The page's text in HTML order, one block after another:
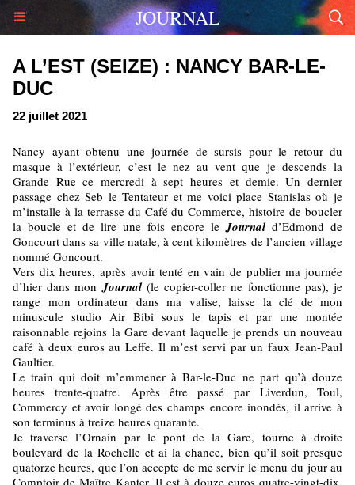
JOURNAL
A L’EST (SEIZE) : NANCY BAR-LE-
DUC
22 juillet 2021
Nancy ayant obtenu une journée de sursis pour le retour du
masque à l’extérieur, c’est le nez au vent que je descends la
Grande Rue ce mercredi à sept heures et demie. Un dernier
passage chez Seb le Tentateur et me voici place Stanislas où je
m’installe à la terrasse du Café du Commerce, histoire de boucler
la boucle et de lire une fois encore leJournald’Edmond de
Goncourt dans sa ville natale, à cent kilomètres de l’ancien village
nommé Goncourt.
Vers dix heures, après avoir tenté en vain de publier ma journée
d’hier dans monJournal(le copier-coller ne fonctionne pas), je
range mon ordinateur dans ma valise, laisse la clé de mon
minuscule studio Air Bibi sous le tapis et par une montée
raisonnable rejoins la Gare devant laquelle je prends un nouveau
café à deux euros au Leffe. Il m’est servi par un faux Jean-Paul
Gaultier.
Le train qui doit m’emmener à Bar-le-Duc ne part qu’à douze
heures trente-quatre. Après être passé par Liverdun, Toul,
Commercy et avoir longé des champs encore inondés, il arrive à
son terminus à treize heures quarante.
Je traverse l’Ornain par le pont de la Gare, tourne à droite
boulevard de la Rochelle et ai la chance, bien qu’il soit presque
quatorze heures, que l’on accepte de me servir le menu du jour au
Comptoir de Maître Kanter. Il est à douze euros quatre-vingt-dix.